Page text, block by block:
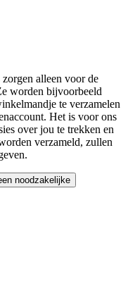
alleen voor de
worden bijvoorbeeld
te verzamelen
Het is voor ons
over jou te trekken en
verzameld, zullen
noodzakelijke